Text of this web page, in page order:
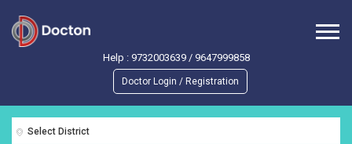
Help : 9732003639/ 9647999858
Doctor Login / Registration
Select District